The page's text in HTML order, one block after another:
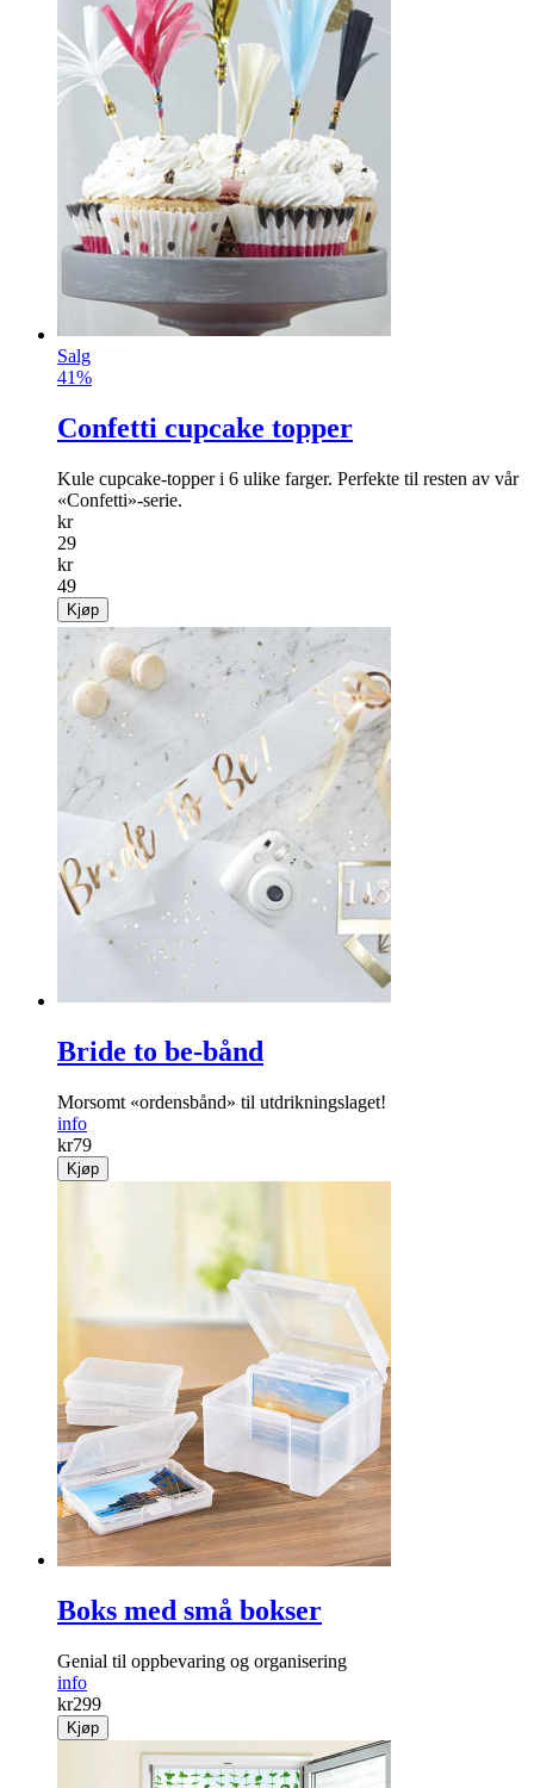
Salg
41%
Confetti cupcake topper
Kule cupcake-topper i 6 ulike farger. Perfekte til resten av vår
«Confetti»-serie.
kr
29
kr
49
Kjøp
Bride to be-bånd
Morsomt «ordensbånd» til utdrikningslaget!
info
kr79
Kjøp
Boks med små bokser
Genial til oppbevaring og organisering
info
kr299
Kjøp